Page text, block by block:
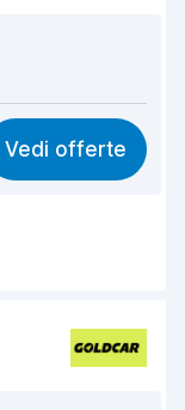
8,9
9,0
9,4
Vedi offerte